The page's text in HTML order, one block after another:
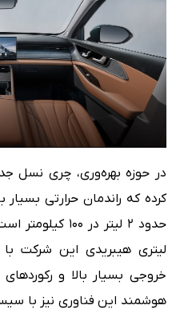
در حوزه بهره‌وری، چری نسل
کرده که راندمان حرارتی
لیتری هیبریدی این شرکت
خروجی بسیار بالا و
هوشمند این فناوری نیز با